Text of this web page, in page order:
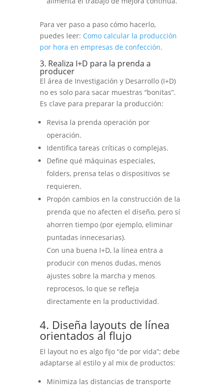
Para ver paso a paso cómo hacerlo,
puedes leer: Como calcular la producción
por hora en empresas de confección.
3. Realiza I+D para la prenda a
producer
El área de Investigación y Desarrollo (I+D)
no es solo para sacar muestras “bonitas”.
Es clave para preparar la producción:
Revisa la prenda operación por
operación.
Identifica tareas críticas o complejas.
Define qué máquinas especiales,
folders, prensa telas o dispositivos se
requieren.
Propón cambios en la construcción de la
prenda que no afecten el diseño, pero sí
ahorren tiempo (por ejemplo, eliminar
puntadas innecesarias).
Con una buena I+D, la línea entra a
producir con menos dudas, menos
ajustes sobre la marcha y menos
reprocesos, lo que se refleja
directamente en la productividad.
4. Diseña layouts de línea
orientados al flujo
El layout no es algo fijo “de por vida”; debe
adaptarse al estilo y al mix de productos:
Minimiza las distancias de transporte